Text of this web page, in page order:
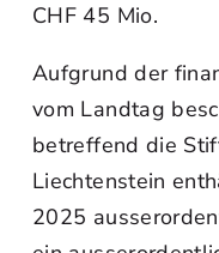
CHF 45 Mio.
Aufgrund der
vom Landtag
betreffend die
Liechtenstein
2025